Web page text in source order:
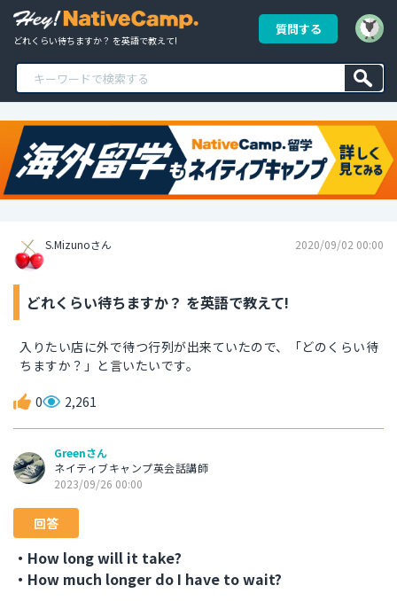
どれくらい待ちますか？ を英語で教えて!
質問する
S.Mizunoさん 2020/09/02 00:00
どれくらい待ちますか？ を英語で教えて!
入りたい店に外で待つ行列が出来ていたので、「どのくらい待
ちますか？」と言いたいです。
0 2,261
Greenさん
ネイティブキャンプ英会話講師
2023/09/26 00:00
回答
・How long will it take?
・How much longer do I have to wait?